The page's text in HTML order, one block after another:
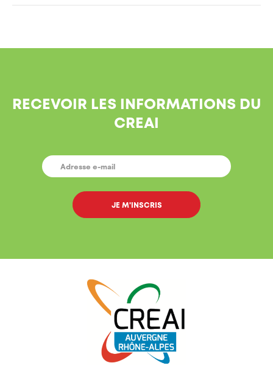
RECEVOIR LES INFORMATIONS DU
CREAI
E-
MAIL *